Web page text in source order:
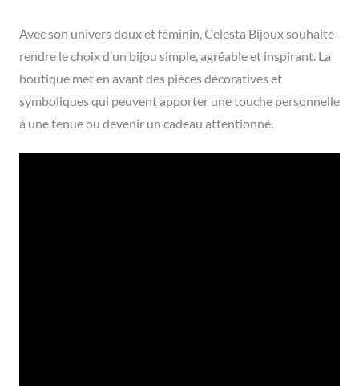
Avec son univers doux et féminin, Celesta Bijoux souhaite
rendre le choix d’un bijou simple, agréable et inspirant. La
boutique met en avant des pièces décoratives et
symboliques qui peuvent apporter une touche personnelle
à une tenue ou devenir un cadeau attentionné.